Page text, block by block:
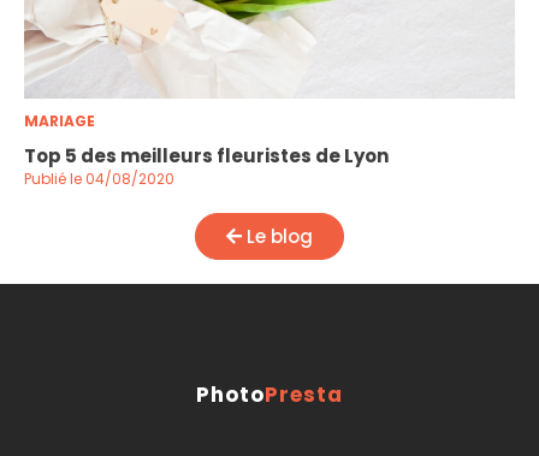
MARIAGE
Top 5 des meilleurs fleuristes de Lyon
Publié le 04/08/2020
Le blog
PhotoPresta